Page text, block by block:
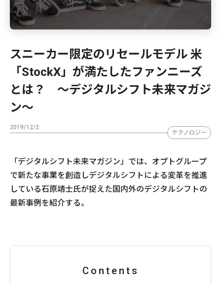
スニーカー限定のリセールモデル 米
「StockX」が満たしたファンニーズ
とは？ ～デジタルシフト未来マガジ
ン〜
2019/12/2
テクノロジー
「デジタルシフト未来マガジン」では、オプトグループ
で新たな事業を創造しデジタルシフトによる変革を推進
している石原靖士氏が捉えた国内外のデジタルシフトの
最新事例を紹介する。
Contents